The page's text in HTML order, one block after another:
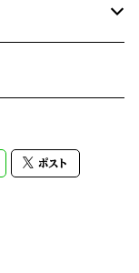
ポスト